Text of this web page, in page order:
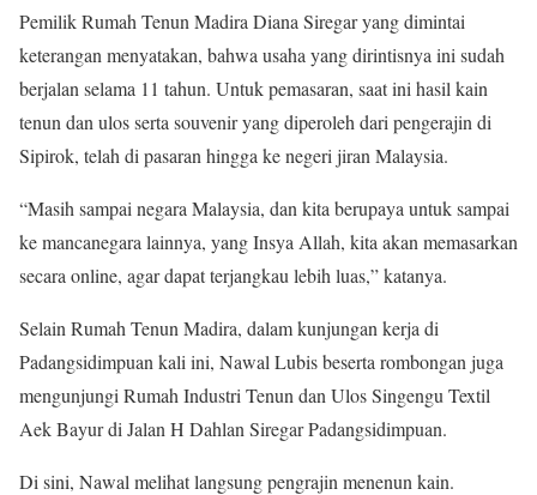
Pemilik Rumah Tenun Madira Diana Siregar yang dimintai
keterangan menyatakan, bahwa usaha yang dirintisnya ini sudah
berjalan selama 11 tahun. Untuk pemasaran, saat ini hasil kain
tenun dan ulos serta souvenir yang diperoleh dari pengerajin di
Sipirok, telah di pasaran hingga ke negeri jiran Malaysia.
“Masih sampai negara Malaysia, dan kita berupaya untuk sampai
ke mancanegara lainnya, yang Insya Allah, kita akan memasarkan
secara online, agar dapat terjangkau lebih luas,” katanya.
Selain Rumah Tenun Madira, dalam kunjungan kerja di
Padangsidimpuan kali ini, Nawal Lubis beserta rombongan juga
mengunjungi Rumah Industri Tenun dan Ulos Singengu Textil
Aek Bayur di Jalan H Dahlan Siregar Padangsidimpuan.
Di sini, Nawal melihat langsung pengrajin menenun kain.